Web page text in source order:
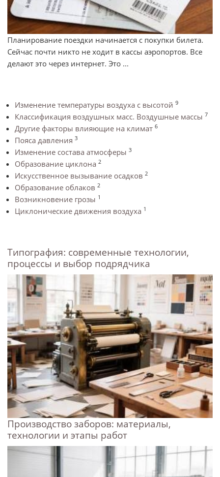
Планирование поездки начинается с покупки билета.
Сейчас почти никто не ходит в кассы аэропортов. Все
делают это через интернет. Это ...
Изменение температуры воздуха с высотой 9
Классификация воздушных масс. Воздушные массы 7
Другие факторы влияющие на климат 6
Пояса давления 3
Изменение состава атмосферы 3
Образование циклона 2
Искусственное вызывание осадков 2
Образование облаков 2
Возникновение грозы 1
Циклонические движения воздуха 1
Типография: современные технологии,
процессы и выбор подрядчика
Производство заборов: материалы,
технологии и этапы работ